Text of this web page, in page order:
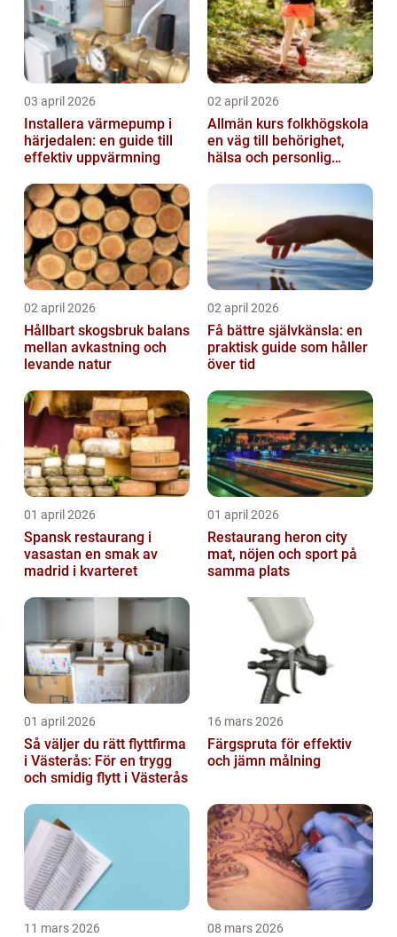
03 april 2026
Installera värmepump i
härjedalen: en guide till
effektiv uppvärmning
02 april 2026
Allmän kurs folkhögskola
en väg till behörighet,
hälsa och personlig
02 april 2026
Hållbart skogsbruk balans
mellan avkastning och
levande natur
02 april 2026
Få bättre självkänsla: en
praktisk guide som håller
över tid
01 april 2026
Spansk restaurang i
vasastan en smak av
madrid i kvarteret
01 april 2026
Restaurang heron city
mat, nöjen och sport på
samma plats
01 april 2026
Så väljer du rätt flyttfirma
i Västerås: För en trygg
och smidig flytt i Västerås
16 mars 2026
Färgspruta för effektiv
och jämn målning
11 mars 2026 08 mars 2026